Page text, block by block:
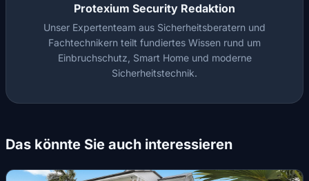
Protexium Security Redaktion
Unser Expertenteam aus Sicherheitsberatern und
Fachtechnikern teilt fundiertes Wissen rund um
Einbruchschutz, Smart Home und moderne
Sicherheitstechnik.
Das könnte Sie auch interessieren